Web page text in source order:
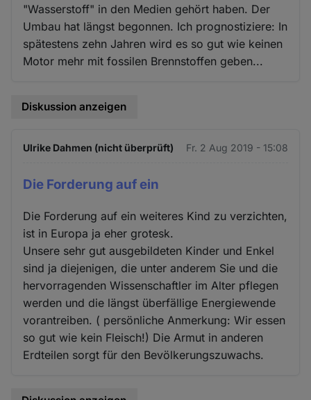
"Wasserstoff" in den Medien gehört haben. Der
Umbau hat längst begonnen. Ich prognostiziere: In
spätestens zehn Jahren wird es so gut wie keinen
Motor mehr mit fossilen Brennstoffen geben...
Diskussion anzeigen
Ulrike Dahmen (nicht überprüft) Fr. 2 Aug 2019 - 15:08
Die Forderung auf ein
Die Forderung auf ein weiteres Kind zu verzichten,
ist in Europa ja eher grotesk.
Unsere sehr gut ausgebildeten Kinder und Enkel
sind ja diejenigen, die unter anderem Sie und die
hervorragenden Wissenschaftler im Alter pflegen
werden und die längst überfällige Energiewende
vorantreiben. ( persönliche Anmerkung: Wir essen
so gut wie kein Fleisch!) Die Armut in anderen
Erdteilen sorgt für den Bevölkerungszuwachs.